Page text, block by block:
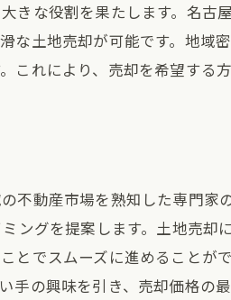
示す信頼性
明ハウジングの評判
きな役割を果たします。名古
な土地売却が可能です。地域
れにより、売却を希望する
不動産市場を熟知した専門家
ングを提案します。土地売却
とでスムーズに進めることが
の興味を引き、売却価格の